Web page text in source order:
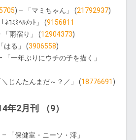
) – 「マミちゃん」 (21792937)
ﾈｺﾐﾐﾍﾙﾒｯﾄ」 (9156811
「雨宿り」 (12904373)
はる」 (3906558)
「一年ぶりにウチの子を描く」
＼じんたんまだ～？／」 (18776691 )
年2月刊 （9）
– 「保健室・ニーソ・澪」